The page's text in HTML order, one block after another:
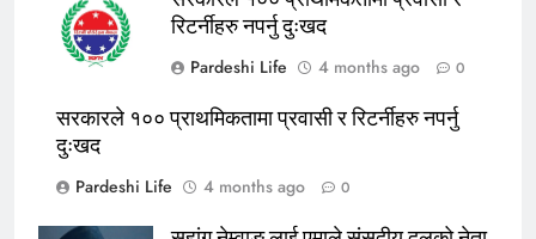
रिटर्नीहरु नपर्नु दुःखद
Pardeshi Life
4 months ago 0
सरकारले १०० प्राथमिकतामा प्रवासी र रिटर्नीहरु नपर्नु
दुःखद
Pardeshi Life
4 months ago 0